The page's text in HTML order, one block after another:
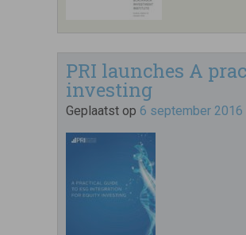
PRI launches A
investing
Geplaatst op 6 september 2016